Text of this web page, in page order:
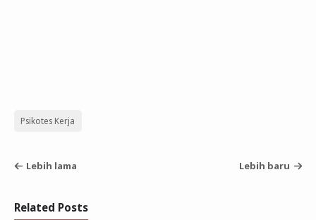
Psikotes Kerja
Lebih lama Lebih baru
Related Posts